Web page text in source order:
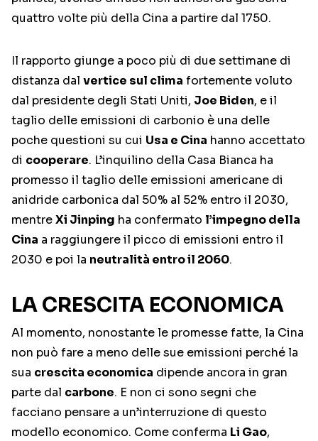
quattro volte più della Cina a partire dal 1750.
Il rapporto giunge a poco più di due settimane di
distanza dal vertice sul clima fortemente voluto
dal presidente degli Stati Uniti, Joe Biden, e il
taglio delle emissioni di carbonio è una delle
poche questioni su cui Usa e Cina hanno accettato
di cooperare. L’inquilino della Casa Bianca ha
promesso il taglio delle emissioni americane di
anidride carbonica dal 50% al 52% entro il 2030,
mentreXi Jinping ha confermato l’impegno della
Cina a raggiungere il picco di emissioni entro il
2030 e poi la neutralità entro il 2060.
LA CRESCITA ECONOMICA
Al momento, nonostante le promesse fatte, la Cina
non può fare a meno delle sue emissioni perché la
sua crescita economica dipende ancora in gran
parte dal carbone. E non ci sono segni che
facciano pensare a un’interruzione di questo
modello economico. Come conferma Li Gao,